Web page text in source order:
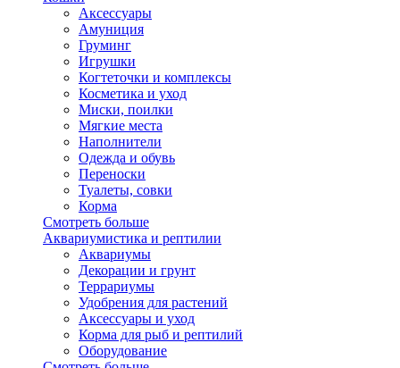
Аксессуары
Амуниция
Груминг
Игрушки
Когтеточки и комплексы
Косметика и уход
Миски, поилки
Мягкие места
Наполнители
Одежда и обувь
Переноски
Туалеты, совки
Корма
Смотреть больше
Аквариумистика и рептилии
Аквариумы
Декорации и грунт
Террариумы
Удобрения для растений
Аксессуары и уход
Корма для рыб и рептилий
Оборудование